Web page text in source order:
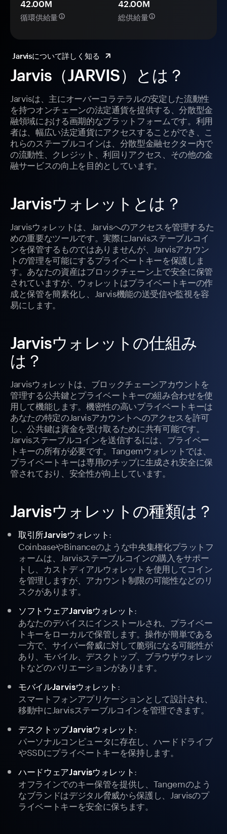
Jarvis（JARVIS）とは？
Jarvisは、主にオーバーコラテラルの安定した流動性
を持つオンチェーンの法定通貨を提供する、分散型金
融領域における画期的なプラットフォームです。利用
者は、幅広い法定通貨にアクセスすることができ、こ
れらのステーブルコインは、分散型金融セクター内で
の流動性、クレジット、利回りアクセス、その他の金
融サービスの向上を目的としています。
Jarvisウォレットとは？
Jarvisウォレットは、Jarvisへのアクセスを管理するた
めの重要なツールです。実際にJarvisステーブルコイ
ンを保管するものではありませんが、Jarvisアカウン
トの管理を可能にするプライベートキーを保護しま
す。あなたの資産はブロックチェーン上で安全に保管
されていますが、ウォレットはプライベートキーの作
成と保管を簡素化し、Jarvis機能の送受信や監視を容
易にします。
Jarvisウォレットの仕組み
は？
Jarvisウォレットは、ブロックチェーンアカウントを
管理する公共鍵とプライベートキーの組み合わせを使
用して機能します。機密性の高いプライベートキーは
あなたの特定のJarvisアカウントへのアクセスを許可
し、公共鍵は資金を受け取るために共有可能です。
Jarvisステーブルコインを送信するには、プライベー
トキーの所有が必要です。Tangemウォレットでは、
プライベートキーは専用のチップに生成され安全に保
管されており、安全性が向上しています。
Jarvisウォレットの種類は？
取引所Jarvisウォレット :
CoinbaseやBinanceのような中央集権化プラットフ
ォームは、Jarvisステーブルコインの購入をサポー
トし、カストディアルウォレットを使用してコイン
を管理しますが、アカウント制限の可能性などのリ
スクがあります。
ソフトウェアJarvisウォレット :
あなたのデバイスにインストールされ、プライベー
トキーをローカルで保管します。操作が簡単である
一方で、サイバー脅威に対して脆弱になる可能性が
あり、モバイル、デスクトップ、ブラウザウォレッ
トなどのバリエーションがあります。
モバイルJarvisウォレット :
スマートフォンアプリケーションとして設計され、
移動中にJarvisステーブルコインを管理できます。
デスクトップJarvisウォレット :
パーソナルコンピュータに存在し、ハードドライブ
やSSDにプライベートキーを保持します。
ハードウェアJarvisウォレット :
オフラインでのキー保管を提供し、Tangemのよう
なブランドはデジタル脅威から保護し、Jarvisのプ
ライベートキーを安全に保ちます。
42.00M
循環供給量
42.00M
総供給量
Jarvisについて詳しく知る